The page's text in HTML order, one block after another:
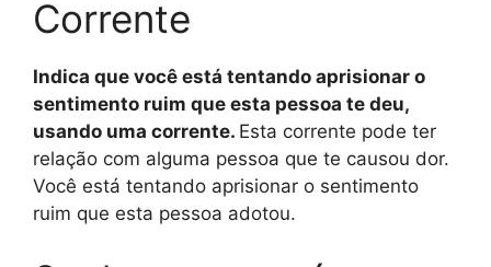
Corrente
Indica que você está tentando aprisionar o
sentimento ruim que esta pessoa te deu,
usando uma corrente. Esta corrente pode ter
relação com alguma pessoa que te causou dor.
Você está tentando aprisionar o sentimento
ruim que esta pessoa adotou.